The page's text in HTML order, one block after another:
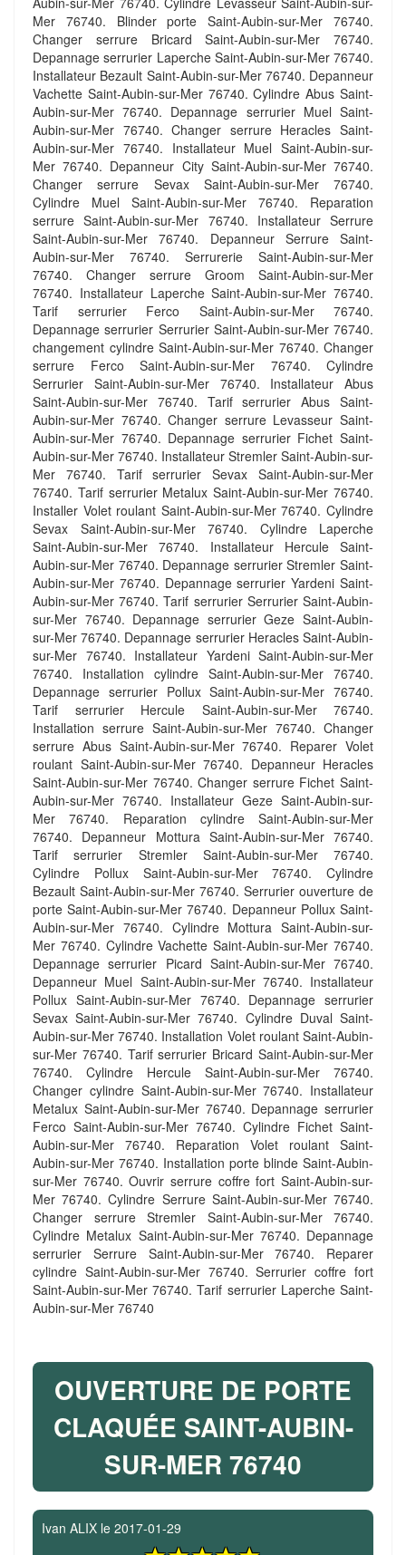
Mer 76740. Blinder porte Saint-Aubin-sur-Mer 76740.
Changer serrure Bricard Saint-Aubin-sur-Mer 76740.
Depannage serrurier Laperche Saint-Aubin-sur-Mer 76740.
Installateur Bezault Saint-Aubin-sur-Mer 76740. Depanneur
Vachette Saint-Aubin-sur-Mer 76740. Cylindre Abus Saint-
Aubin-sur-Mer 76740. Depannage serrurier Muel Saint-
Aubin-sur-Mer 76740. Changer serrure Heracles Saint-
Aubin-sur-Mer 76740. Installateur Muel Saint-Aubin-sur-
Mer 76740. Depanneur City Saint-Aubin-sur-Mer 76740.
Changer serrure Sevax Saint-Aubin-sur-Mer 76740.
Cylindre Muel Saint-Aubin-sur-Mer 76740. Reparation
serrure Saint-Aubin-sur-Mer 76740. Installateur Serrure
Saint-Aubin-sur-Mer 76740. Depanneur Serrure Saint-
Aubin-sur-Mer 76740. Serrurerie Saint-Aubin-sur-Mer
76740. Changer serrure Groom Saint-Aubin-sur-Mer
76740. Installateur Laperche Saint-Aubin-sur-Mer 76740.
Tarif serrurier Ferco Saint-Aubin-sur-Mer 76740.
Depannage serrurier Serrurier Saint-Aubin-sur-Mer 76740.
changement cylindre Saint-Aubin-sur-Mer 76740. Changer
serrure Ferco Saint-Aubin-sur-Mer 76740. Cylindre
Serrurier Saint-Aubin-sur-Mer 76740. Installateur Abus
Saint-Aubin-sur-Mer 76740. Tarif serrurier Abus Saint-
Aubin-sur-Mer 76740. Changer serrure Levasseur Saint-
Aubin-sur-Mer 76740. Depannage serrurier Fichet Saint-
Aubin-sur-Mer 76740. Installateur Stremler Saint-Aubin-sur-
Mer 76740. Tarif serrurier Sevax Saint-Aubin-sur-Mer
76740. Tarif serrurier Metalux Saint-Aubin-sur-Mer 76740.
Installer Volet roulant Saint-Aubin-sur-Mer 76740. Cylindre
Sevax Saint-Aubin-sur-Mer 76740. Cylindre Laperche
Saint-Aubin-sur-Mer 76740. Installateur Hercule Saint-
Aubin-sur-Mer 76740. Depannage serrurier Stremler Saint-
Aubin-sur-Mer 76740. Depannage serrurier Yardeni Saint-
Aubin-sur-Mer 76740. Tarif serrurier Serrurier Saint-Aubin-
sur-Mer 76740. Depannage serrurier Geze Saint-Aubin-
sur-Mer 76740. Depannage serrurier Heracles Saint-Aubin-
sur-Mer 76740. Installateur Yardeni Saint-Aubin-sur-Mer
76740. Installation cylindre Saint-Aubin-sur-Mer 76740.
Depannage serrurier Pollux Saint-Aubin-sur-Mer 76740.
Tarif serrurier Hercule Saint-Aubin-sur-Mer 76740.
Installation serrure Saint-Aubin-sur-Mer 76740. Changer
serrure Abus Saint-Aubin-sur-Mer 76740. Reparer Volet
roulant Saint-Aubin-sur-Mer 76740. Depanneur Heracles
Saint-Aubin-sur-Mer 76740. Changer serrure Fichet Saint-
Aubin-sur-Mer 76740. Installateur Geze Saint-Aubin-sur-
Mer 76740. Reparation cylindre Saint-Aubin-sur-Mer
76740. Depanneur Mottura Saint-Aubin-sur-Mer 76740.
Tarif serrurier Stremler Saint-Aubin-sur-Mer 76740.
Cylindre Pollux Saint-Aubin-sur-Mer 76740. Cylindre
Bezault Saint-Aubin-sur-Mer 76740. Serrurier ouverture de
porte Saint-Aubin-sur-Mer 76740. Depanneur Pollux Saint-
Aubin-sur-Mer 76740. Cylindre Mottura Saint-Aubin-sur-
Mer 76740. Cylindre Vachette Saint-Aubin-sur-Mer 76740.
Depannage serrurier Picard Saint-Aubin-sur-Mer 76740.
Depanneur Muel Saint-Aubin-sur-Mer 76740. Installateur
Pollux Saint-Aubin-sur-Mer 76740. Depannage serrurier
Sevax Saint-Aubin-sur-Mer 76740. Cylindre Duval Saint-
Aubin-sur-Mer 76740. Installation Volet roulant Saint-Aubin-
sur-Mer 76740. Tarif serrurier Bricard Saint-Aubin-sur-Mer
76740. Cylindre Hercule Saint-Aubin-sur-Mer 76740.
Changer cylindre Saint-Aubin-sur-Mer 76740. Installateur
Metalux Saint-Aubin-sur-Mer 76740. Depannage serrurier
Ferco Saint-Aubin-sur-Mer 76740. Cylindre Fichet Saint-
Aubin-sur-Mer 76740. Reparation Volet roulant Saint-
Aubin-sur-Mer 76740. Installation porte blinde Saint-Aubin-
sur-Mer 76740. Ouvrir serrure coffre fort Saint-Aubin-sur-
Mer 76740. Cylindre Serrure Saint-Aubin-sur-Mer 76740.
Changer serrure Stremler Saint-Aubin-sur-Mer 76740.
Cylindre Metalux Saint-Aubin-sur-Mer 76740. Depannage
serrurier Serrure Saint-Aubin-sur-Mer 76740. Reparer
cylindre Saint-Aubin-sur-Mer 76740. Serrurier coffre fort
Saint-Aubin-sur-Mer 76740. Tarif serrurier Laperche Saint-
Aubin-sur-Mer 76740
OUVERTURE DE PORTE
CLAQUÉE SAINT-AUBIN-
SUR-MER 76740
Ivan ALIX le 2017-01-29